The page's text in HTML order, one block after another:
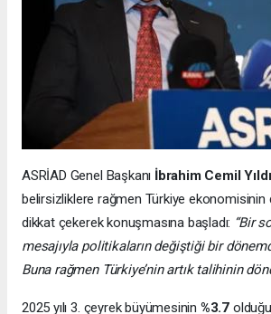
ASRİAD Genel Başkanı İbrahim Cemil
belirsizliklere rağmen Türkiye ekonomisinin
dikkat çekerek konuşmasına başladı: “Bir
mesajıyla politikaların değiştiği bir
Buna rağmen Türkiye’nin artık talihinin
2025 yılı 3. çeyrek büyümesinin %3.7